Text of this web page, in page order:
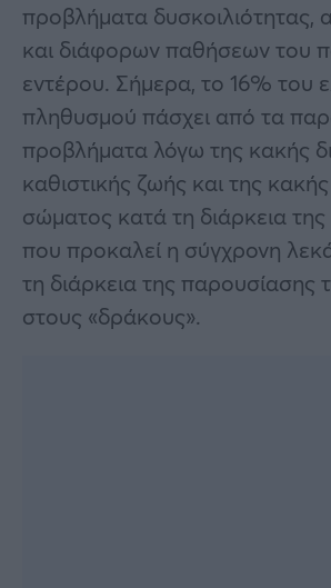
προβλήματα δυσκοιλιότητας,
και διάφορων παθήσεων του
εντέρου. Σήμερα, το 16% του
πληθυσμού πάσχει από τα
προβλήματα λόγω της κακής
καθιστικής ζωής και της
σώματος κατά τη διάρκεια
που προκαλεί η σύγχρονη
τη διάρκεια της παρουσίασης
στους «δράκους».